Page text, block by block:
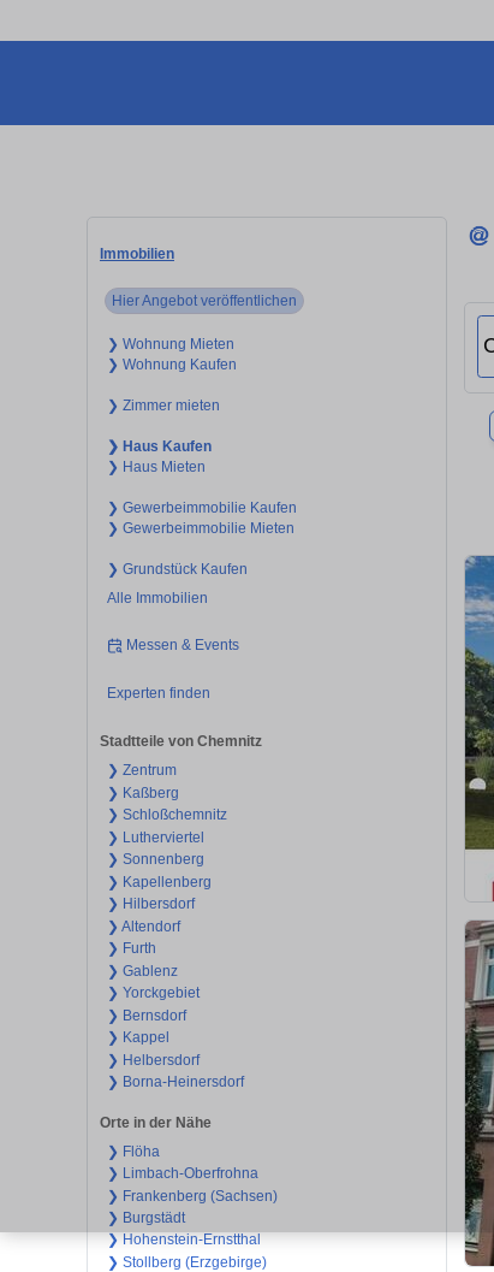
Immobilien
Hier Angebot veröffentlichen
❯ Wohnung Mieten
❯ Wohnung Kaufen
❯ Zimmer mieten
❯ Haus Kaufen
❯ Haus Mieten
❯ Gewerbeimmobilie Kaufen
❯ Gewerbeimmobilie Mieten
❯ Grundstück Kaufen
Alle Immobilien
Messen & Events
Experten finden
Stadtteile von Chemnitz
❯ Zentrum
❯ Kaßberg
❯ Schloßchemnitz
❯ Lutherviertel
❯ Sonnenberg
❯ Kapellenberg
❯ Hilbersdorf
❯ Altendorf
❯ Furth
❯ Gablenz
❯ Yorckgebiet
❯ Bernsdorf
❯ Kappel
❯ Helbersdorf
❯ Borna-Heinersdorf
Orte in der Nähe
❯ Flöha
❯ Limbach-Oberfrohna
❯ Frankenberg (Sachsen)
❯ Burgstädt
❯ Hohenstein-Ernstthal
❯ Stollberg (Erzgebirge)